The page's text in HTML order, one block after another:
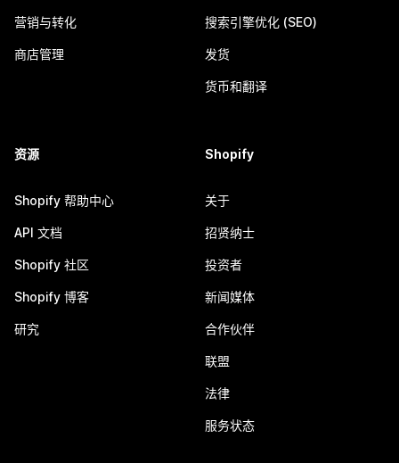
营销与转化
商店管理
搜索引擎优化 (SEO)
发货
货币和翻译
资源
Shopify 帮助中心
API 文档
Shopify 社区
Shopify 博客
研究
Shopify
关于
招贤纳士
投资者
新闻媒体
合作伙伴
联盟
法律
服务状态